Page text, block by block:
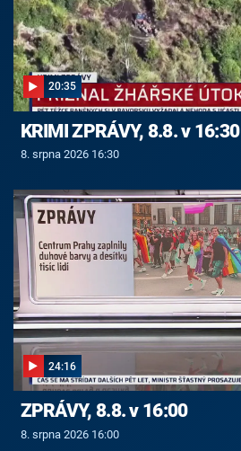
20:35
KRIMI ZPRÁVY, 8.8. v 16:30
8. srpna 2026 16:30
24:16
ZPRÁVY, 8.8. v 16:00
8. srpna 2026 16:00